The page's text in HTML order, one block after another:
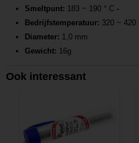
Smeltpunt: 183 ~ 190 ° C -
Bedrijfstemperatuur: 320 ~ 420
Diameter: 1,0 mm
Gewicht: 16g
Ook interessant